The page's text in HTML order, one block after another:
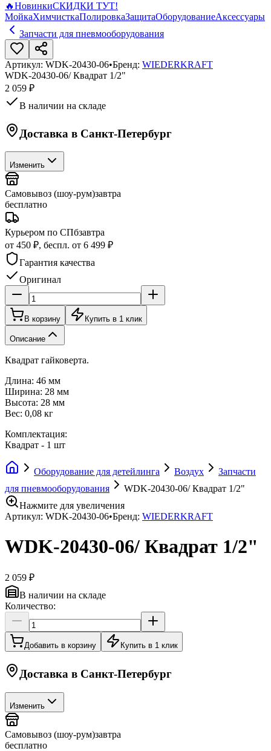
🔥НовинкиСКИДКИ ТУТ!
МойкаХимчисткаПолировкаЗащитаОборудованиеАксессуары
Запчасти для пневмооборудования
Артикул: WDK-20430-06•Бренд: WIEDERKRAFT
WDK-20430-06/ Квадрат 1/2"
2 059 ₽
В наличии на складе
Доставка в Санкт-Петербург
Изменить
Самовывоз (шоу-рум)завтра
бесплатно
Курьером по СПбзавтра
от 450 ₽, беспл. от 6 499 ₽
Гарантия качества
Оригинал
В корзину Купить в 1 клик
Описание
Квадрат гайковерта.
Длина: 46 мм
Ширина: 28 мм
Высота: 28 мм
Вес: 0,08 кг
Комплектация:
Квадрат - 1 шт
Оборудование для детейлинга Воздух
Запчасти
для пневмооборудования
WDK-20430-06/ Квадрат 1/2"
Нажмите для увеличения
Артикул: WDK-20430-06•Бренд: WIEDERKRAFT
WDK-20430-06/ Квадрат 1/2"
2 059 ₽
В наличии на складе
Количество:
Добавить в корзину Купить в 1 клик
Доставка в Санкт-Петербург
Изменить
Самовывоз (шоу-рум)завтра
бесплатно